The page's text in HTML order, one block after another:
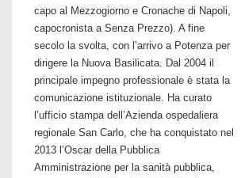
capo al Mezzogiorno e Cronache di Napoli,
capocronista a Senza Prezzo). A fine
secolo la svolta, con l’arrivo a Potenza per
dirigere la Nuova Basilicata. Dal 2004 il
principale impegno professionale è stata la
comunicazione istituzionale. Ha curato
l’ufficio stampa dell’Azienda ospedaliera
regionale San Carlo, che ha conquistato nel
2013 l’Oscar della Pubblica
Amministrazione per la sanità pubblica,